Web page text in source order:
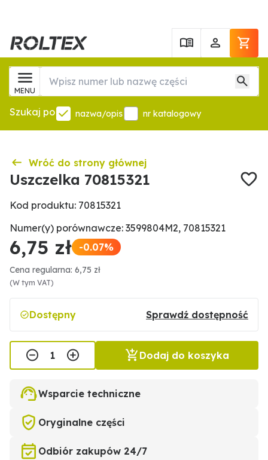
MENU
Szukaj po nazwa/opis nr katalogowy
Wróć do strony głównej
Uszczelka 70815321
Kod produktu: 70815321
Numer(y) porównawcze: 3599804M2, 70815321
6,75 zł -0.07%
Cena regularna: 6,75 zł
(W tym VAT)
Dostępny Sprawdź dostępność
Dodaj do koszyka
Wsparcie techniczne
Oryginalne części
Odbiór zakupów 24/7